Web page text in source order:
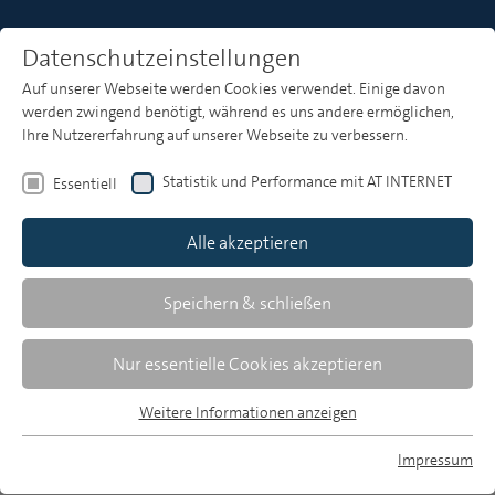
Heft 3
Zusammenfassungen
MP 3/2010, S. 155-156
Download Volltext
74 KB, pdf
Datenschutzeinstellungen
Auf unserer Webseite werden Cookies verwendet. Einige davon
werden zwingend benötigt, während es uns andere ermöglichen,
Ihre Nutzererfahrung auf unserer Webseite zu verbessern.
Essentiell Statistik und Performance mit AT INTERNET
Alle akzeptieren
Speichern & schließen
Nur essentielle Cookies akzeptieren
Essentielle Cookies werden für grundlegende Funktionen der
Weitere Informationen anzeigen
Impressum